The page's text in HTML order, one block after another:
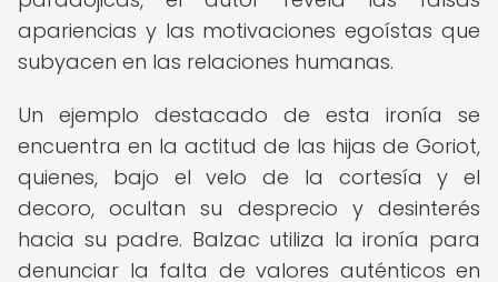
apariencias y las motivaciones egoístas que
subyacen en las relaciones humanas.
Un ejemplo destacado de esta ironía se
encuentra en la actitud de las hijas de Goriot,
quienes, bajo el velo de la cortesía y el
decoro, ocultan su desprecio y desinterés
hacia su padre. Balzac utiliza la ironía para
denunciar la falta de valores auténticos en